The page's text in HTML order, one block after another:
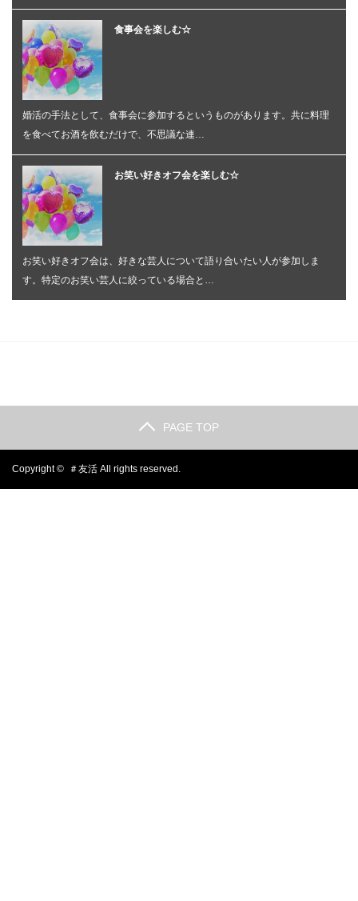
食事会を楽しむ☆
婚活の手法として、食事会に参加するというものがあります。共に料理
を食べてお酒を飲むだけで、不思議な連…
お笑い好きオフ会を楽しむ☆
お笑い好きオフ会は、好きな芸人について語り合いたい人が参加しま
す。特定のお笑い芸人に絞っている場合と…
PAGE TOP
Copyright © ＃友活 All rights reserved.